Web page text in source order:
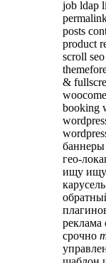
job ldap
posts
product
scroll seo
&
booking
баннеры
гео-
ищу
карусель
реклама
срочно